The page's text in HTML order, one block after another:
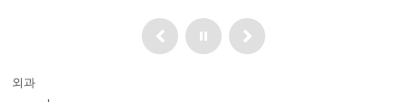
외과